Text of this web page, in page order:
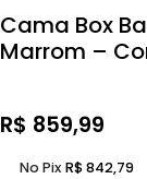
Cama Box
Marrom –
R$ 859,99
No Pix R$842,79